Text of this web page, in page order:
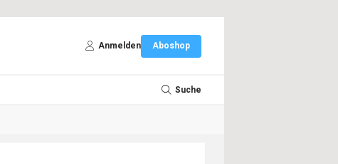
Anmelden Aboshop
Suche